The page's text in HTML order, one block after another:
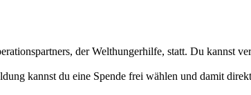
der Welthungerhilfe, statt. Du kannst
kannst du eine Spende frei wählen und damit